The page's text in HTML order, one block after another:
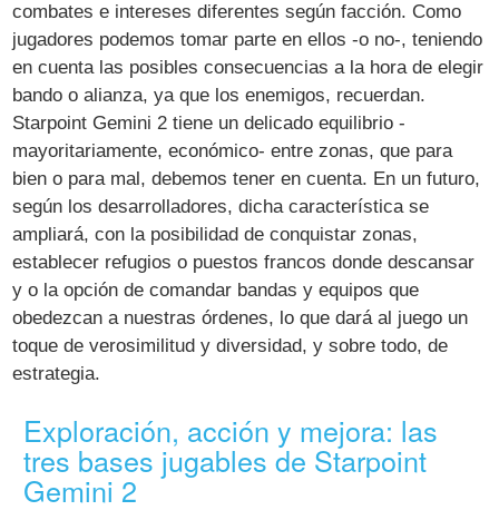
combates e intereses diferentes según facción. Como
jugadores podemos tomar parte en ellos -o no-, teniendo
en cuenta las posibles consecuencias a la hora de elegir
bando o alianza, ya que los enemigos, recuerdan.
Starpoint Gemini 2 tiene un delicado equilibrio -
mayoritariamente, económico- entre zonas, que para
bien o para mal, debemos tener en cuenta. En un futuro,
según los desarrolladores, dicha característica se
ampliará, con la posibilidad de conquistar zonas,
establecer refugios o puestos francos donde descansar
y o la opción de comandar bandas y equipos que
obedezcan a nuestras órdenes, lo que dará al juego un
toque de verosimilitud y diversidad, y sobre todo, de
estrategia.
Exploración, acción y mejora: las
tres bases jugables de Starpoint
Gemini 2